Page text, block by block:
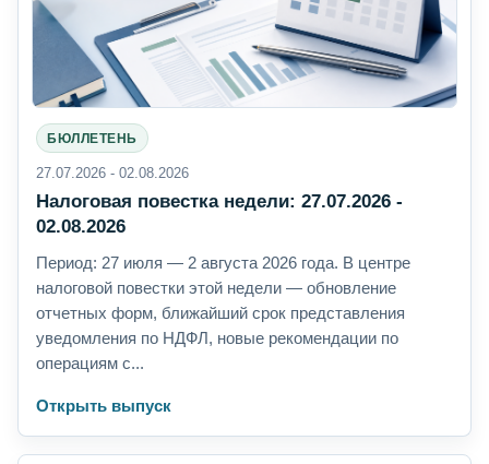
БЮЛЛЕТЕНЬ
27.07.2026 - 02.08.2026
Налоговая повестка недели: 27.07.2026 -
02.08.2026
Период: 27 июля — 2 августа 2026 года. В центре
налоговой повестки этой недели — обновление
отчетных форм, ближайший срок представления
уведомления по НДФЛ, новые рекомендации по
операциям с...
Открыть выпуск